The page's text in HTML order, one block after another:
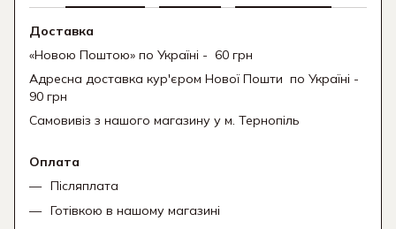
Доставка
«Новою Поштою» по Україні - 60 грн
Адресна доставка кур'єром Нової Пошти по Україні -
90 грн
Самовивіз з нашого магазину у м. Тернопіль
Оплата
Післяплата
Готівкою в нашому магазині